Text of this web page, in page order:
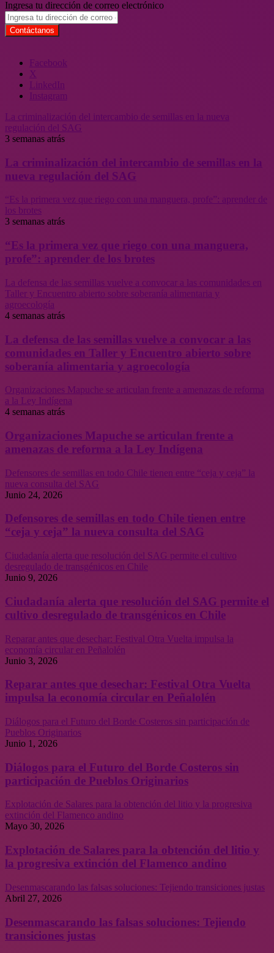
Ingresa tu dirección de correo electrónico
Facebook
X
LinkedIn
Instagram
La criminalización del intercambio de semillas en la nueva
regulación del SAG
3 semanas atrás
La criminalización del intercambio de semillas en la
nueva regulación del SAG
“Es la primera vez que riego con una manguera, profe”: aprender de
los brotes
3 semanas atrás
“Es la primera vez que riego con una manguera,
profe”: aprender de los brotes
La defensa de las semillas vuelve a convocar a las comunidades en
Taller y Encuentro abierto sobre soberanía alimentaria y
agroecología
4 semanas atrás
La defensa de las semillas vuelve a convocar a las
comunidades en Taller y Encuentro abierto sobre
soberanía alimentaria y agroecología
Organizaciones Mapuche se articulan frente a amenazas de reforma
a la Ley Indígena
4 semanas atrás
Organizaciones Mapuche se articulan frente a
amenazas de reforma a la Ley Indígena
Defensores de semillas en todo Chile tienen entre “ceja y ceja” la
nueva consulta del SAG
Junio 24, 2026
Defensores de semillas en todo Chile tienen entre
“ceja y ceja” la nueva consulta del SAG
Ciudadanía alerta que resolución del SAG permite el cultivo
desregulado de transgénicos en Chile
Junio 9, 2026
Ciudadanía alerta que resolución del SAG permite el
cultivo desregulado de transgénicos en Chile
Reparar antes que desechar: Festival Otra Vuelta impulsa la
economía circular en Peñalolén
Junio 3, 2026
Reparar antes que desechar: Festival Otra Vuelta
impulsa la economía circular en Peñalolén
Diálogos para el Futuro del Borde Costeros sin participación de
Pueblos Originarios
Junio 1, 2026
Diálogos para el Futuro del Borde Costeros sin
participación de Pueblos Originarios
Explotación de Salares para la obtención del litio y la progresiva
extinción del Flamenco andino
Mayo 30, 2026
Explotación de Salares para la obtención del litio y
la progresiva extinción del Flamenco andino
Desenmascarando las falsas soluciones: Tejiendo transiciones justas
Abril 27, 2026
Desenmascarando las falsas soluciones: Tejiendo
transiciones justas